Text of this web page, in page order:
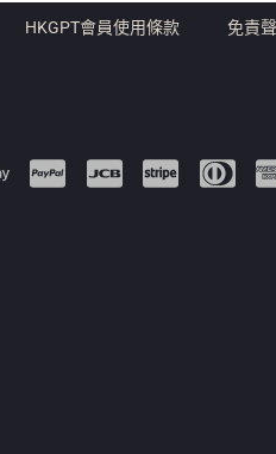
HKGPT會員使用條款 免責